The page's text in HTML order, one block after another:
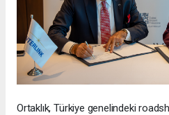
Ortaklık, Türkiye genelindeki